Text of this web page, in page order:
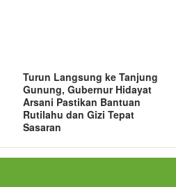
Turun Langsung ke Tanjung
Gunung, Gubernur Hidayat
Arsani Pastikan Bantuan
Rutilahu dan Gizi Tepat
Sasaran